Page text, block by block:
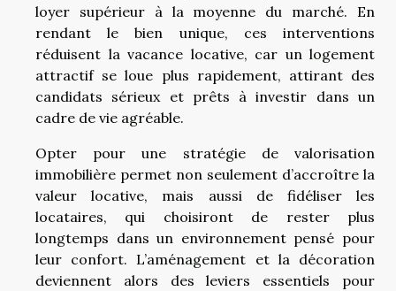
loyer supérieur à la moyenne du marché. En
rendant le bien unique, ces interventions
réduisent la vacance locative, car un logement
attractif se loue plus rapidement, attirant des
candidats sérieux et prêts à investir dans un
cadre de vie agréable.
Opter pour une stratégie de valorisation
immobilière permet non seulement d’accroître la
valeur locative, mais aussi de fidéliser les
locataires, qui choisiront de rester plus
longtemps dans un environnement pensé pour
leur confort. L’aménagement et la décoration
deviennent alors des leviers essentiels pour